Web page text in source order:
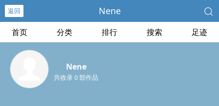
返回 Nene
首页 分类 排行 搜索 足迹
Nene
共收录 0 部作品